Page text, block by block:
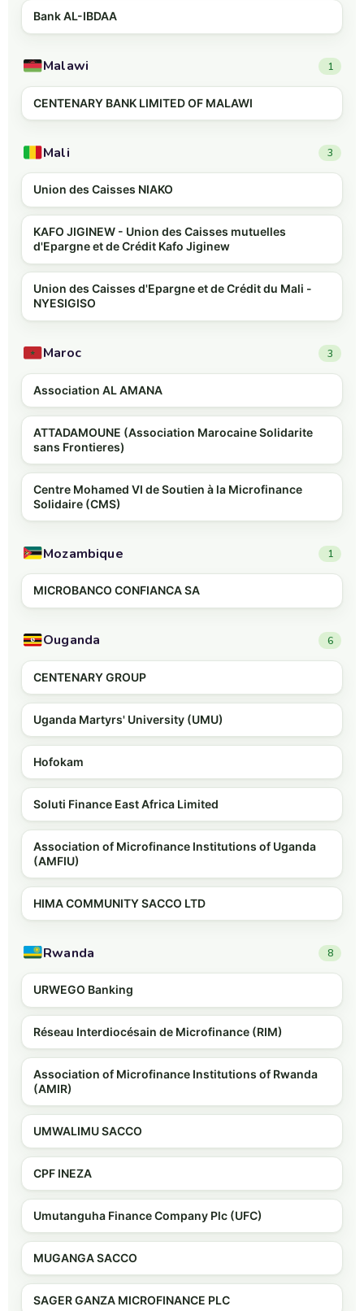
Bank AL-IBDAA
Malawi 1
CENTENARY BANK LIMITED OF MALAWI
Mali 3
Union des Caisses NIAKO
KAFO JIGINEW - Union des Caisses mutuelles
d'Epargne et de Crédit Kafo Jiginew
Union des Caisses d'Epargne et de Crédit du Mali -
NYESIGISO
Maroc 3
Association AL AMANA
ATTADAMOUNE (Association Marocaine Solidarite
sans Frontieres)
Centre Mohamed VI de Soutien à la Microfinance
Solidaire (CMS)
Mozambique 1
MICROBANCO CONFIANCA SA
Ouganda 6
CENTENARY GROUP
Uganda Martyrs' University (UMU)
Hofokam
Soluti Finance East Africa Limited
Association of Microfinance Institutions of Uganda
(AMFIU)
HIMA COMMUNITY SACCO LTD
Rwanda 8
URWEGO Banking
Réseau Interdiocésain de Microfinance (RIM)
Association of Microfinance Institutions of Rwanda
(AMIR)
UMWALIMU SACCO
CPF INEZA
Umutanguha Finance Company Plc (UFC)
MUGANGA SACCO
SAGER GANZA MICROFINANCE PLC